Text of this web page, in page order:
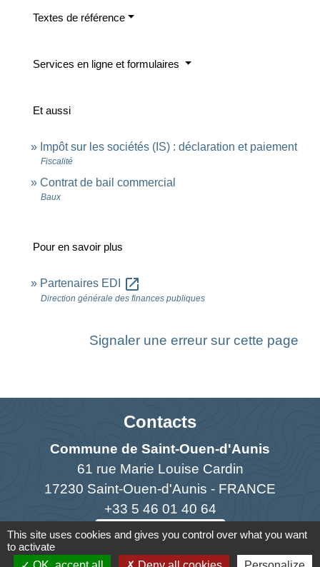
Textes de référence
Services en ligne et formulaires
Et aussi
Impôt sur les sociétés (IS) : déclaration et paiement
Fiscalité
Contrat de bail commercial
Baux
Pour en savoir plus
Partenaires EDI open_in_new
Direction générale des finances publiques
Signaler une erreur sur cette page
Contacts
Commune de Saint-Ouen-d'Aunis
61 rue Marie Louise Cardin
17230 Saint-Ouen-d'Aunis - FRANCE
+33 5 46 01 40 64
Contact par formulaire
This site uses cookies and gives you control over what you want
to activate